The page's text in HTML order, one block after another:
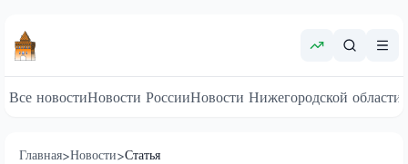
Все новостиНовости РоссииНовости Нижегородской области
Главная>Новости>Статья